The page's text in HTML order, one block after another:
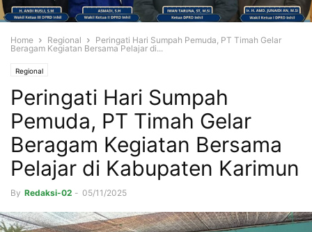
Home Regional
Peringati Hari Sumpah Pemuda, PT Timah Gelar
Beragam Kegiatan Bersama Pelajar di...
Regional
Peringati Hari Sumpah
Pemuda, PT Timah Gelar
Beragam Kegiatan Bersama
Pelajar di Kabupaten Karimun
By Redaksi-02 - 05/11/2025